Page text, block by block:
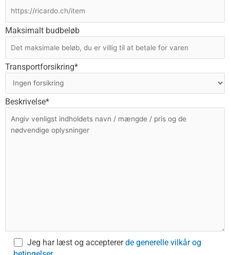
Maksimalt budbeløb
Transportforsikring*
Beskrivelse*
Jeg har læst og acceptererde generelle vilkår og